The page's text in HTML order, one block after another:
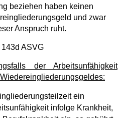
beziehen haben keinen
und zwar
Anspruch ruht.
ASVG
der Arbeitsunfähigkeit
ein
infolge Krankheit,